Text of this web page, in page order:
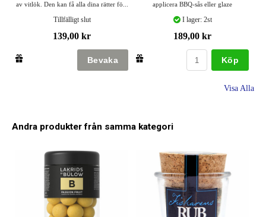
av vitlök. Den kan få alla dina rätter fö...
Tillfälligt slut
139,00 kr
applicera BBQ-sås eller glaze
I lager: 2st
189,00 kr
Köp
Visa Alla
Andra produkter från samma kategori